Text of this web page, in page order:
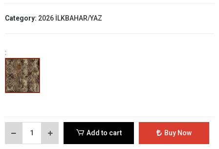
Category: 2026 İLKBAHAR/YAZ
:
Add to cart Buy Now